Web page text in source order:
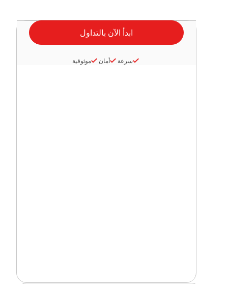
سرعة أمان موثوقية